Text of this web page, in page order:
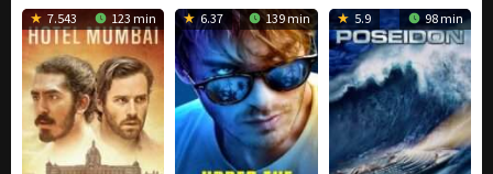
7.543 123 min 6.37 139 min 5.9 98 min